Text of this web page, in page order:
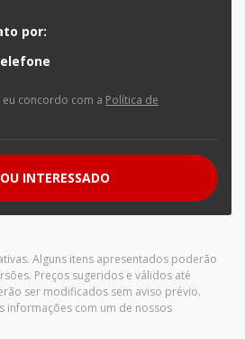
Alguns itens apresentados poderão
Preços sugeridos e válidos até
ser modificados sem aviso prévio.
informações com um de nossos
por:
concordo com a Política de
INTERESSADO